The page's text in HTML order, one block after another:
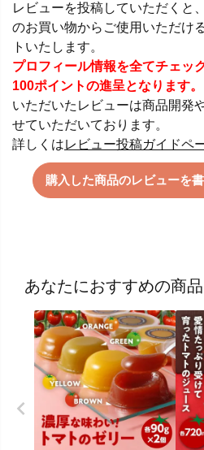
レビューを投稿していただくと
のお買い物からご使用いただけ
トいたします。
プロフィール情報を全てチェッ
100ポイントの進呈となります。
いただいたレビューは商品開発
せていただいております。
詳しくはレビュー投稿ガイドペ
購入した商品のレビューを
あなたにおすすめの商品